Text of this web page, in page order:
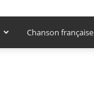
Chanson française